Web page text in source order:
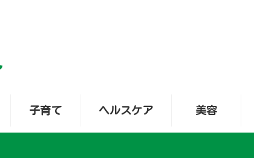
子育て ヘルスケア 美容